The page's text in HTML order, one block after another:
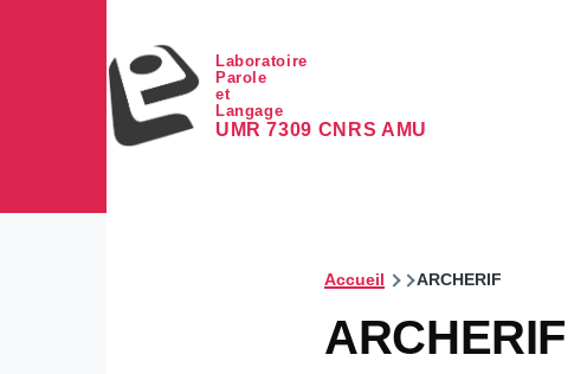
Laboratoire
Parole
et
Langage
UMR 7309 CNRS AMU
Accueil ARCHERIF
ARCHERIF